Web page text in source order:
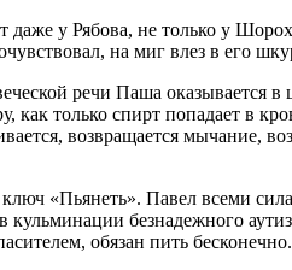
у Рябова, не только у
на миг влез в его
речи Паша оказывается
только спирт попадает в
возвращается мычание,
«Пьянеть». Павел всеми
безнадежного
обязан пить